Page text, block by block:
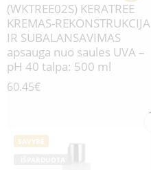
(WKTREE02S) KERATREE
KREMAS-REKONSTRUKCIJA
IR SUBALANSAVIMAS
apsauga nuo saules UVA –
pH 40 talpa: 500 ml
60.45€
SAVYBĖ